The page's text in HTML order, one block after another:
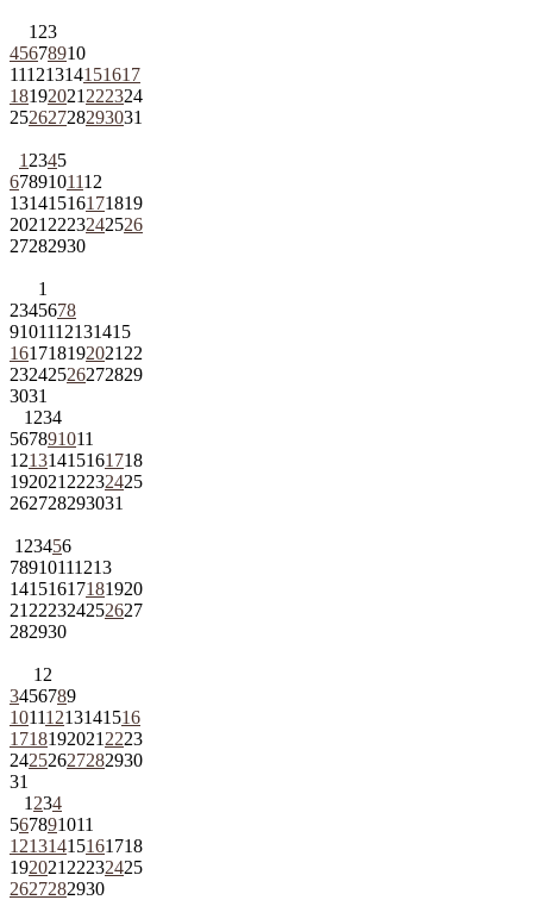
1 23
45678910
11121314151617
18192021 222324
25262728293031
1 2345
6789101112
13141516171819
2021 2223242526
27282930
1
2345678
9101112131415
161718192021 22
23242526272829
3031
1 234
567891011
12131415161718
192021 22232425
262728293031
1 23456
78910111213
14151617181920
21 222324252627
282930
1 2
3456789
10111213141516
1718192021 2223
24252627282930
31
1 234
567891011
12131415161718
192021 22232425
2627282930